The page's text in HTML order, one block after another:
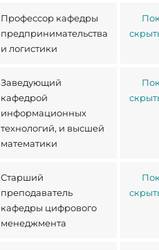
Профессор кафедры
предпринимательства
и логистики
Заведующий
кафедрой
информационных
технологий, и высшей
математики
Старший
преподаватель
кафедры цифрового
менеджмента